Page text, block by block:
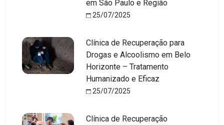
em São Paulo e Região
25/07/2025
Clínica de Recuperação para
Drogas e Alcoolismo em Belo
Horizonte – Tratamento
Humanizado e Eficaz
25/07/2025
Clínica de Recuperação